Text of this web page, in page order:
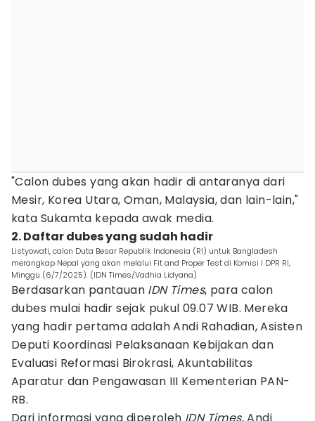
"Calon dubes yang akan hadir di antaranya dari
Mesir, Korea Utara, Oman, Malaysia, dan lain-lain,"
kata Sukamta kepada awak media.
2. Daftar dubes yang sudah hadir
Listyowati, calon Duta Besar Republik Indonesia (RI) untuk Bangladesh
merangkap Nepal yang akan melalui Fit and Proper Test di Komisi I DPR RI,
Minggu (6/7/2025). (IDN Times/Vadhia Lidyana)
Berdasarkan pantauan IDN Times, para calon
dubes mulai hadir sejak pukul 09.07 WIB. Mereka
yang hadir pertama adalah Andi Rahadian, Asisten
Deputi Koordinasi Pelaksanaan Kebijakan dan
Evaluasi Reformasi Birokrasi, Akuntabilitas
Aparatur dan Pengawasan III Kementerian PAN-
RB.